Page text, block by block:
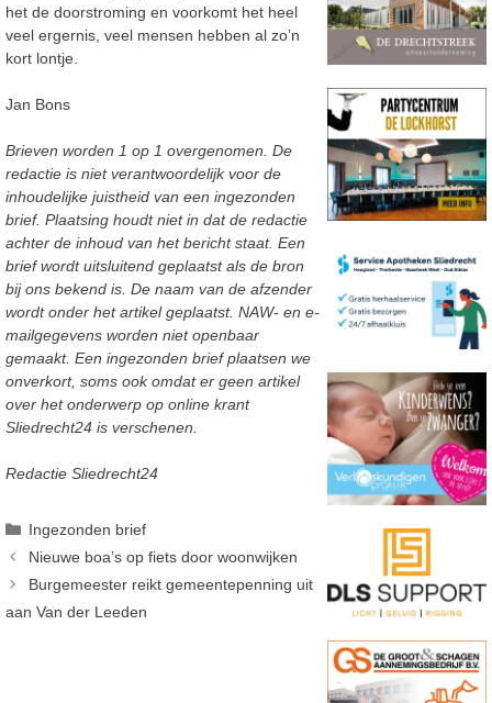
het de doorstroming en voorkomt het heel
veel ergernis, veel mensen hebben al zo’n
kort lontje.
Jan Bons
Brieven worden 1 op 1 overgenomen. De
redactie is niet verantwoordelijk voor de
inhoudelijke juistheid van een ingezonden
brief. Plaatsing houdt niet in dat de redactie
achter de inhoud van het bericht staat. Een
brief wordt uitsluitend geplaatst als de bron
bij ons bekend is. De naam van de afzender
wordt onder het artikel geplaatst. NAW- en e-
mailgegevens worden niet openbaar
gemaakt. Een ingezonden brief plaatsen we
onverkort, soms ook omdat er geen artikel
over het onderwerp op online krant
Sliedrecht24 is verschenen.
Redactie Sliedrecht24
Categorieën
Ingezonden brief
Nieuwe boa’s op fiets door woonwijken
Burgemeester reikt gemeentepenning uit
aan Van der Leeden